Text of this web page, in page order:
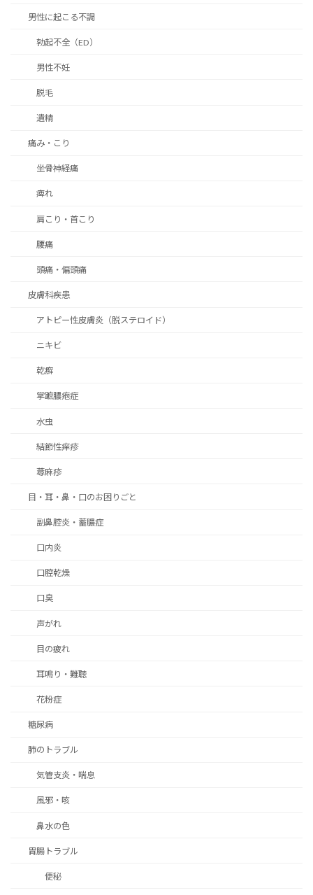
男性に起こる不調
勃起不全（ED）
男性不妊
脱毛
遺精
痛み・こり
坐骨神経痛
痺れ
肩こり・首こり
腰痛
頭痛・偏頭痛
皮膚科疾患
アトピー性皮膚炎（脱ステロイド）
ニキビ
乾癬
掌蹠膿疱症
水虫
結節性痒疹
蕁麻疹
目・耳・鼻・口のお困りごと
副鼻腔炎・蓄膿症
口内炎
口腔乾燥
口臭
声がれ
目の疲れ
耳鳴り・難聴
花粉症
糖尿病
肺のトラブル
気管支炎・喘息
風邪・咳
鼻水の色
胃腸トラブル
便秘